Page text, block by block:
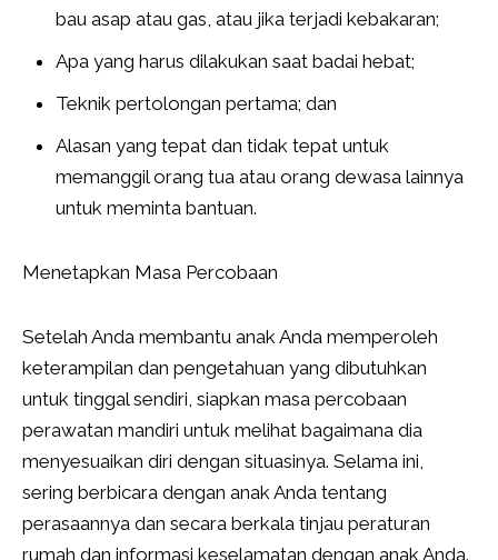
bau asap atau gas, atau jika terjadi kebakaran;
Apa yang harus dilakukan saat badai hebat;
Teknik pertolongan pertama; dan
Alasan yang tepat dan tidak tepat untuk
memanggil orang tua atau orang dewasa lainnya
untuk meminta bantuan.
Menetapkan Masa Percobaan
Setelah Anda membantu anak Anda memperoleh
keterampilan dan pengetahuan yang dibutuhkan
untuk tinggal sendiri, siapkan masa percobaan
perawatan mandiri untuk melihat bagaimana dia
menyesuaikan diri dengan situasinya. Selama ini,
sering berbicara dengan anak Anda tentang
perasaannya dan secara berkala tinjau peraturan
rumah dan informasi keselamatan dengan anak Anda.